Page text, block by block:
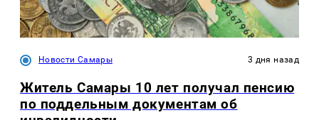
Новости Самары 3 дня назад
Житель Самары 10 лет получал пенсию
по поддельным документам об